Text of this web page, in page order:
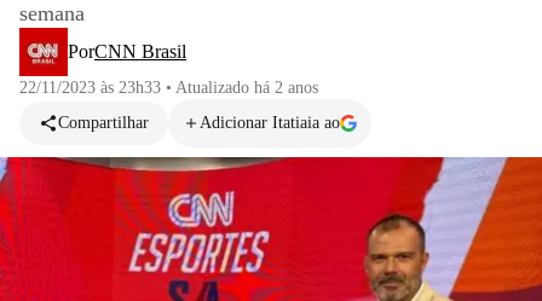
semana
PorCNN Brasil
22/11/2023 às 23h33 • Atualizado há 2 anos
Compartilhar
Adicionar Itatiaia ao